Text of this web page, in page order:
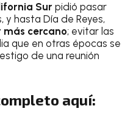
Sur pidió pasar
hasta Día de Reyes,
cercano; evitar las
que en otras épocas se
de una reunión
aquí: